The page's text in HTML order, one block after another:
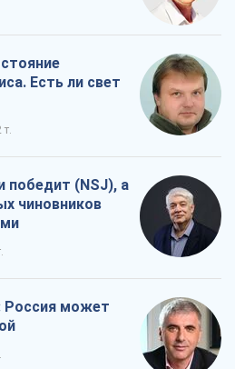
Есть ли свет
т.
победит (NSJ), а
чиновников
Россия может